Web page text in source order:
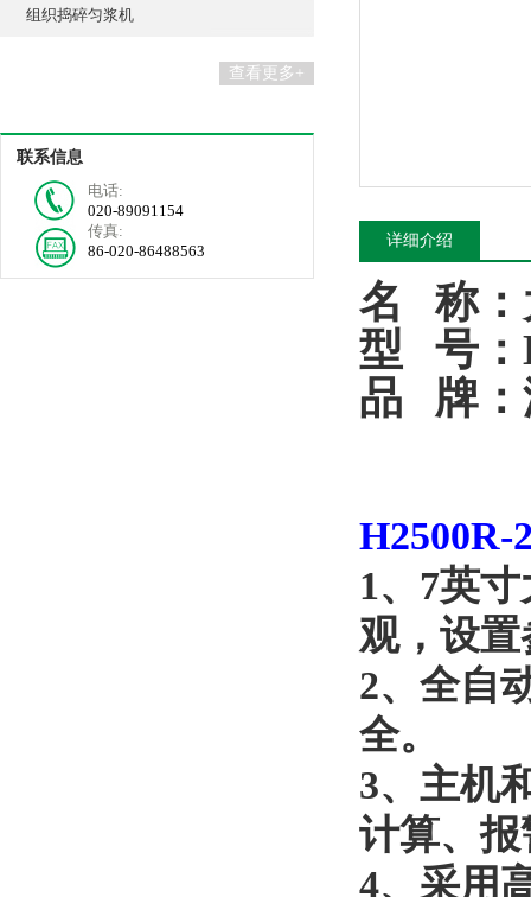
组织捣碎匀浆机
查看更多+
联系信息
电话:
020-89091154
传真:
86-020-86488563
详细介绍
名 称：
型
号：
品
牌：
H2500R-
1、 7英寸
观，设
2、全自
全。
3、主机
计算、报
4、采用